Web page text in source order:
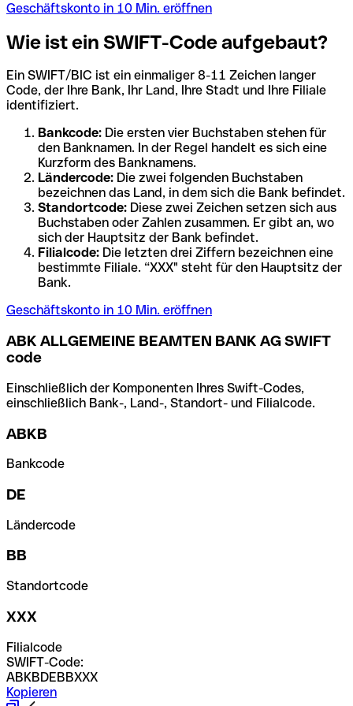
Geschäftskonto in 10 Min. eröffnen
Wie ist ein SWIFT-Code aufgebaut?
Ein SWIFT/BIC ist ein einmaliger 8-11 Zeichen langer
Code, der Ihre Bank, Ihr Land, Ihre Stadt und Ihre Filiale
identifiziert.
Bankcode: Die ersten vier Buchstaben stehen für
den Banknamen. In der Regel handelt es sich eine
Kurzform des Banknamens.
Ländercode: Die zwei folgenden Buchstaben
bezeichnen das Land, in dem sich die Bank befindet.
Standortcode: Diese zwei Zeichen setzen sich aus
Buchstaben oder Zahlen zusammen. Er gibt an, wo
sich der Hauptsitz der Bank befindet.
Filialcode: Die letzten drei Ziffern bezeichnen eine
bestimmte Filiale. “XXX" steht für den Hauptsitz der
Bank.
Geschäftskonto in 10 Min. eröffnen
ABK ALLGEMEINE BEAMTEN BANK AG SWIFT
code
Einschließlich der Komponenten Ihres Swift-Codes,
einschließlich Bank-, Land-, Standort- und Filialcode.
ABKB
Bankcode
DE
Ländercode
BB
Standortcode
XXX
Filialcode
SWIFT-Code:
ABKBDEBBXXX
Kopieren